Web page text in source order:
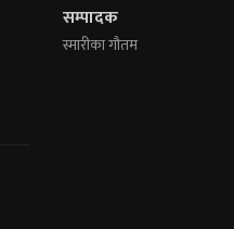
सम्पादक
स्मारीका गौतम